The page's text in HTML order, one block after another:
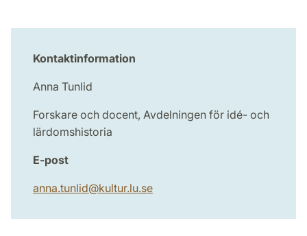
Kontaktinformation
Anna Tunlid
Forskare och docent, Avdelningen för idé- och
lärdomshistoria
E-post
anna.tunlid@kultur.lu.se